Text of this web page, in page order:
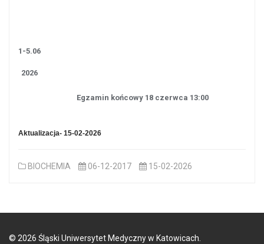
1-5.06
2026
Egzamin końcowy 18 czerwca 13:00
Aktualizacja- 15-02-2026
BIOCHEMIA 06-12-2017 15-02-2026
© 2026 Śląski Uniwersytet Medyczny w Katowicach.